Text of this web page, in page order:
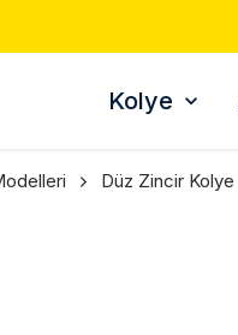
Kolye
Düz Zincir Kolye